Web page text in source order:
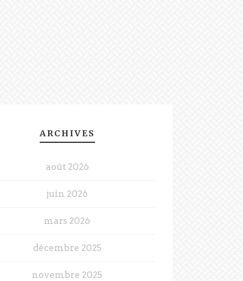
ARCHIVES
août 2026
juin 2026
mars 2026
décembre 2025
novembre 2025